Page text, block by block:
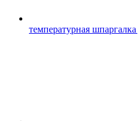
температурная